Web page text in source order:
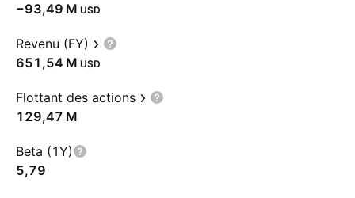
‪−93,49 M‬ USD
Revenu (FY)
‪651,54 M‬ USD
Flottant des actions
‪129,47 M‬
Beta (1Y)
5,79